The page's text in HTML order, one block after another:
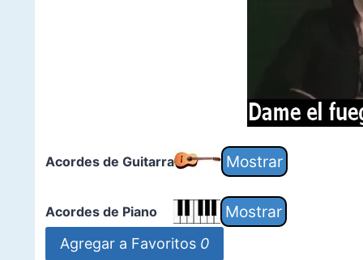
Acordes de Guitarra
Acordes de Piano
Agregar a Favoritos 0